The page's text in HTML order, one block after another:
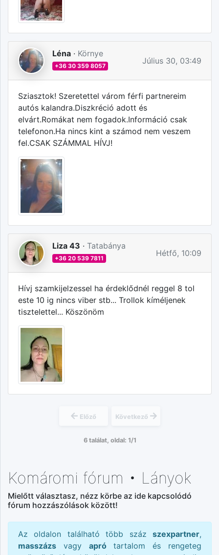
Léna · Környe
+36 30 359 8057
Július 30, 03:49
Sziasztok! Szeretettel várom férfi partnereim
autós kalandra.Diszkréció adott és
elvárt.Romákat nem fogadok.Információ csak
telefonon.Ha nincs kint a számod nem veszem
fel.CSAK SZÁMMAL HÍVJ!
Liza 43 · Tatabánya
+36 20 539 7811
Hétfő, 10:09
Hívj szamkijelzessel ha érdeklődnél reggel 8 tol
este 10 ig nincs viber stb... Trollok kíméljenek
tisztelettel... Köszönöm
Előző Következő
6 találat, oldal: 1/1
Komáromi fórum • Lányok
Mielőtt választasz, nézz körbe az ide kapcsolódó
fórum hozzászólások között!
Az oldalon található több száz szexpartner,
masszázs vagy aprótartalom és rengeteg